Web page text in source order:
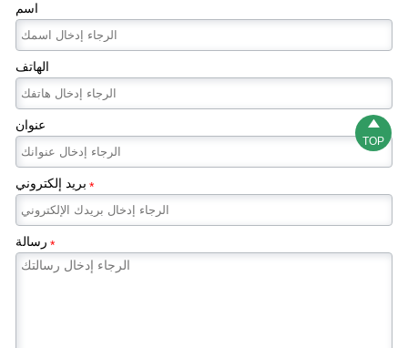
اسم
الهاتف
عنوان
بريد إلكتروني *
رسالة *

TOP